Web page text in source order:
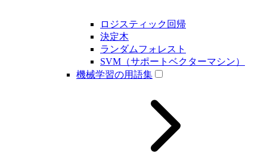
ロジスティック回帰
決定木
ランダムフォレスト
SVM（サポートベクターマシン）
機械学習の用語集